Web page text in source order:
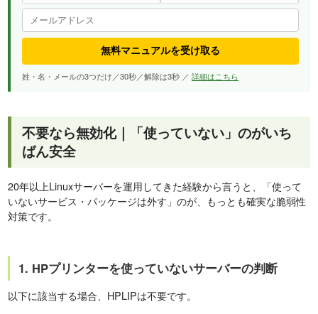
無料マニュアルを受け取る
姓・名・メールの3つだけ／30秒／解除は3秒 ／詳細はこちら
不要なら無効化｜「使っていない」のがいち
ばん安全
20年以上Linuxサーバーを運用してきた経験から言うと、「使って
いないサービス・パッケージは外す」のが、もっとも確実な脆弱性
対策です。
1. HPプリンターを使っていないサーバーの判断
以下に該当する場合、HPLIPは不要です。